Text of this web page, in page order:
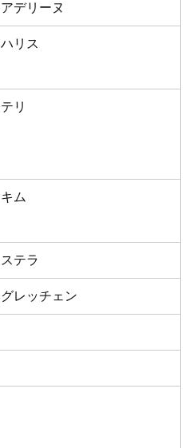
アデリーヌ
ハリス
テリ
キム
ステラ
グレッチェン